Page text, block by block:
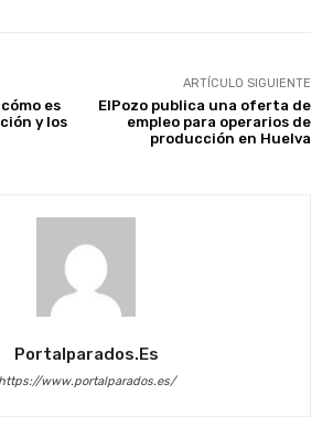
es
y los
ARTÍCULO SIGUIENTE
ElPozo publica una oferta de
empleo para operarios de
producción en Huelva
Portalparados.es
https://www.portalparados.es/